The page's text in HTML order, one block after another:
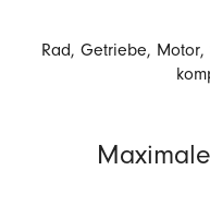
Rad, Getriebe, Motor,